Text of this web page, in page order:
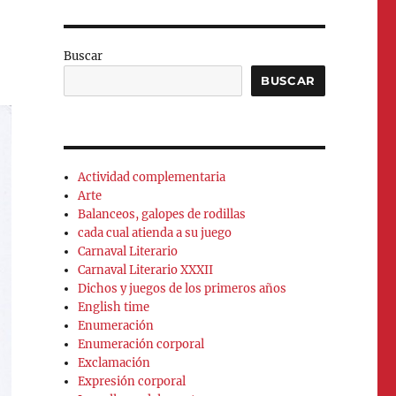
Buscar
BUSCAR
Actividad complementaria
Arte
Balanceos, galopes de rodillas
cada cual atienda a su juego
Carnaval Literario
Carnaval Literario XXXII
Dichos y juegos de los primeros años
English time
Enumeración
Enumeración corporal
Exclamación
Expresión corporal